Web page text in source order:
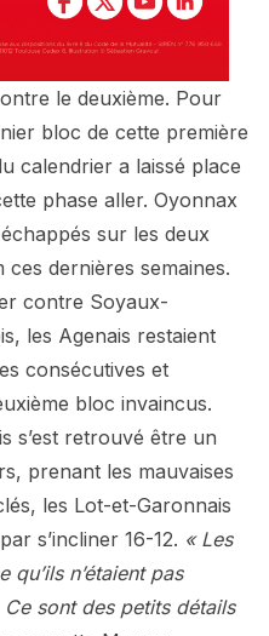
le deuxième. Pour
bloc de cette première
calendrier a laissé place
phase aller. Oyonnax
sur les deux
dernières semaines.
contre Soyaux-
les Agenais restaient
consécutives et
bloc invaincus.
s’est retrouvé être un
prenant les mauvaises
les Lot-et-Garonnais
s’incliner 16-12. « Les
n’étaient pas
Ce sont des petits détails